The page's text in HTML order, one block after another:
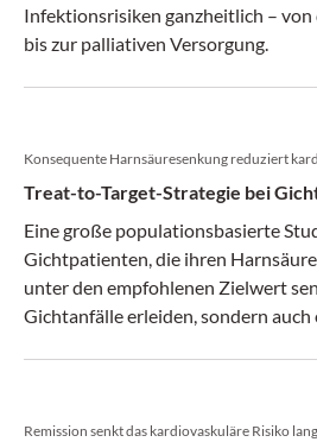
Infektionsrisiken ganzheitlich –
bis zur palliativen Versorgung.
Konsequente Harnsäuresenkung reduziert
Treat-to-Target-Strategie bei
Eine große populationsbasierte
Gichtpatienten, die ihren
unter den empfohlenen Zielwert
Gichtanfälle erleiden, sondern auch
Remission senkt das kardiovaskuläre Risiko